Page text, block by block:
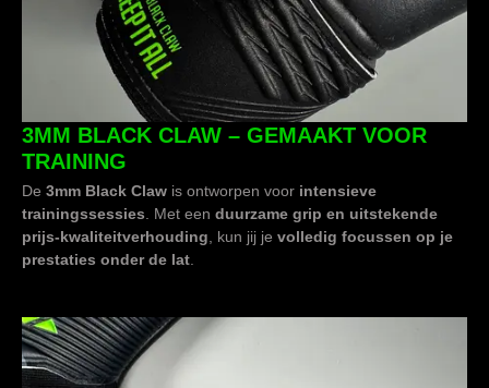
3MM BLACK CLAW – GEMAAKT VOOR
TRAINING
De 3mm Black Claw is ontworpen voor intensieve
trainingssessies. Met een duurzame grip en uitstekende
prijs-kwaliteitverhouding, kun jij je volledig focussen op je
prestaties onder de lat.